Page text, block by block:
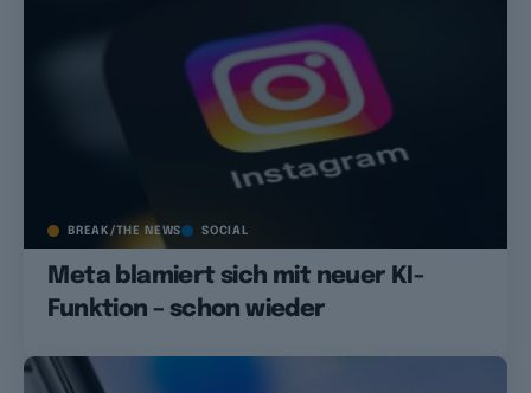
BREAK/THE NEWS SOCIAL
Meta blamiert sich mit neuer KI-
Funktion – schon wieder